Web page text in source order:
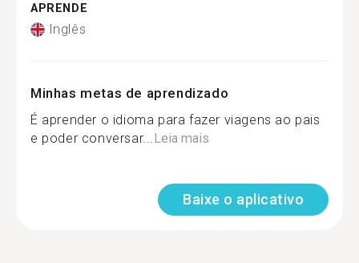
APRENDE
Inglês
Minhas metas de aprendizado
É aprender o idioma para fazer viagens ao pais
e poder conversar...Leia mais
Baixe o aplicativo